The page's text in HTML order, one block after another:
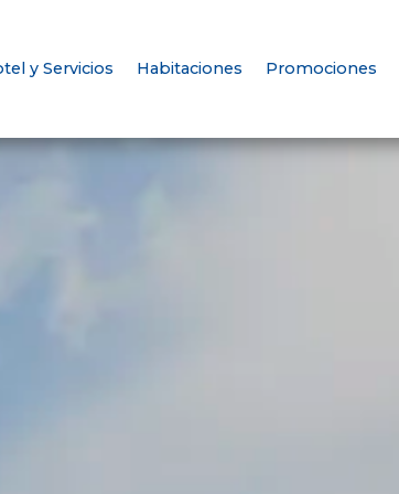
y Servicios Habitaciones Promociones